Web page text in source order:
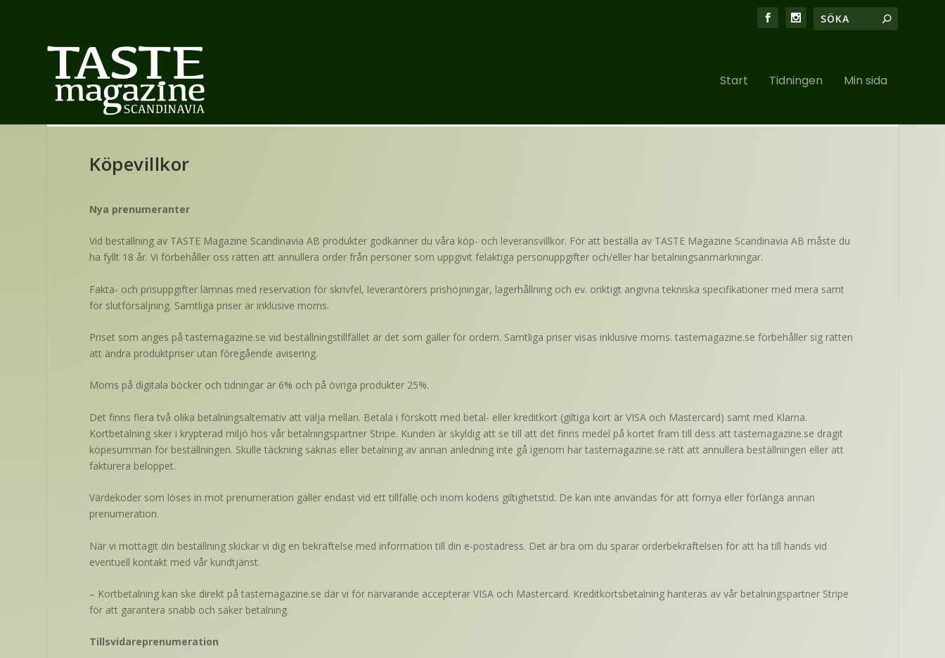
Start Tidningen Min sida
Köpevillkor
Nya prenumeranter
Vid beställning av TASTE Magazine Scandinavia AB produkter godkänner du våra köp- och leveransvillkor. För att beställa av TASTE Magazine Scandinavia AB måste du
ha fyllt 18 år. Vi förbehåller oss rätten att annullera order från personer som uppgivit felaktiga personuppgifter och/eller har betalningsanmärkningar.
Fakta- och prisuppgifter lämnas med reservation för skrivfel, leverantörers prishöjningar, lagerhållning och ev. oriktigt angivna tekniska specifikationer med mera samt
för slutförsäljning. Samtliga priser är inklusive moms.
Priset som anges på tastemagazine.se vid beställningstillfället är det som gäller för ordern. Samtliga priser visas inklusive moms. tastemagazine.se förbehåller sig rätten
att ändra produktpriser utan föregående avisering.
Moms på digitala böcker och tidningar är 6% och på övriga produkter 25%.
Det finns flera två olika betalningsalternativ att välja mellan. Betala i förskott med betal- eller kreditkort (giltiga kort är VISA och Mastercard) samt med Klarna.
Kortbetalning sker i krypterad miljö hos vår betalningspartner Stripe. Kunden är skyldig att se till att det finns medel på kortet fram till dess att tastemagazine.se dragit
köpesumman för beställningen. Skulle täckning saknas eller betalning av annan anledning inte gå igenom har tastemagazine.se rätt att annullera beställningen eller att
fakturera beloppet.
Värdekoder som löses in mot prenumeration gäller endast vid ett tillfälle och inom kodens giltighetstid. De kan inte användas för att förnya eller förlänga annan
prenumeration.
När vi mottagit din beställning skickar vi dig en bekräftelse med information till din e-postadress. Det är bra om du sparar orderbekräftelsen för att ha till hands vid
eventuell kontakt med vår kundtjänst.
– Kortbetalning kan ske direkt på tastemagazine.se där vi för närvarande accepterar VISA och Mastercard. Kreditkortsbetalning hanteras av vår betalningspartner Stripe
för att garantera snabb och säker betalning.
Tillsvidareprenumeration